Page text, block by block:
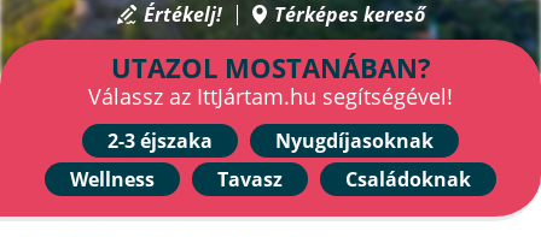
Értékelj! Térképes kereső
UTAZOL MOSTANÁBAN?
Válassz az IttJártam.hu segítségével!
2-3 éjszaka
Nyugdíjasoknak
Wellness
Tavasz Családoknak